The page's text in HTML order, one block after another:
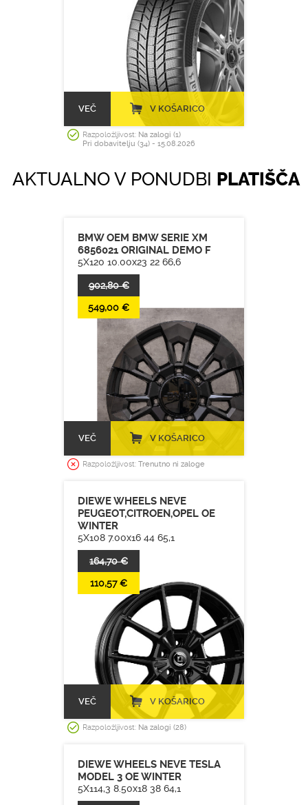
VEČ V KOŠARICO
Razpoložljivost: Na zalogi (1)
Pri dobavitelju (34) - 15.08.2026
AKTUALNO V PONUDBI PLATIŠČA
BMW OEM BMW SERIE XM
6856021 ORIGINAL DEMO F
5X120 10.00x23 22 66,6
902,80 €
549,00 €
VEČ V KOŠARICO
Razpoložljivost: Trenutno ni zaloge
DIEWE WHEELS NEVE
PEUGEOT,CITROEN,OPEL OE
WINTER
5X108 7.00x16 44 65,1
164,70 €
110,57 €
VEČ V KOŠARICO
Razpoložljivost: Na zalogi (28)
DIEWE WHEELS NEVE TESLA
MODEL 3 OE WINTER
5X114,3 8.50x18 38 64,1